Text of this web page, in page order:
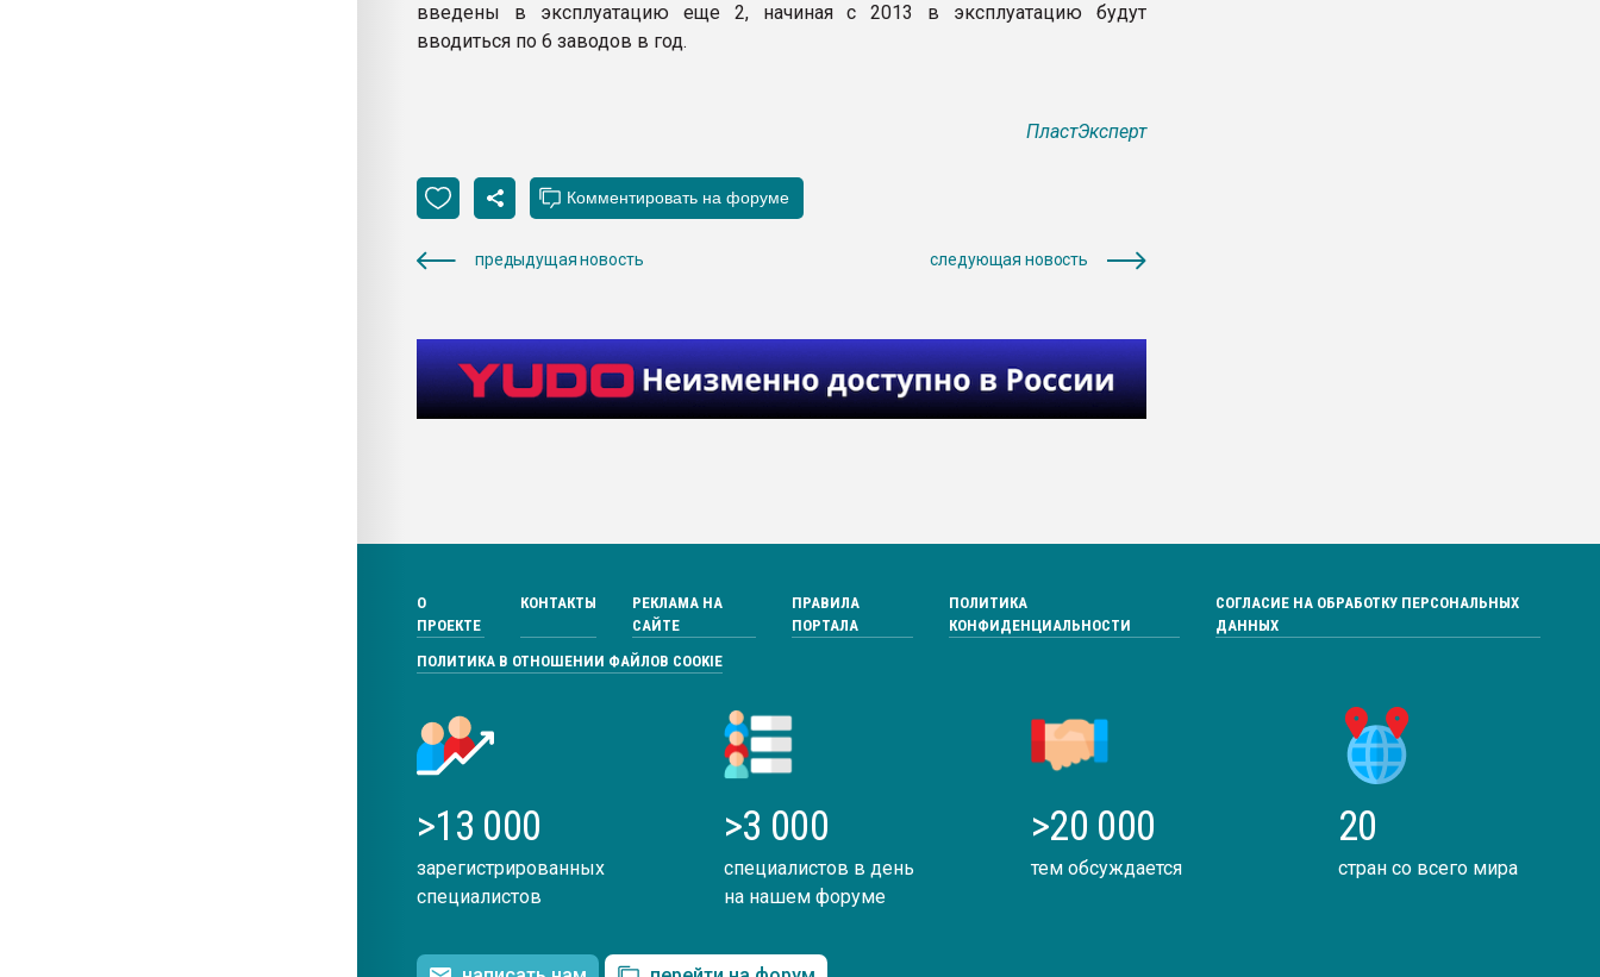
введены в эксплуатацию еще 2, начиная с 2013 в эксплуатацию будут
вводиться по 6 заводов в год.
ПластЭксперт
предыдущая новость следующая новость
О
ПРОЕКТЕ
КОНТАКТЫ
РЕКЛАМА НА
САЙТЕ
ПРАВИЛА
ПОРТАЛА
ПОЛИТИКА
КОНФИДЕНЦИАЛЬНОСТИ
СОГЛАСИЕ НА ОБРАБОТКУ ПЕРСОНАЛЬНЫХ
ДАННЫХ
ПОЛИТИКА В ОТНОШЕНИИ ФАЙЛОВ COOKIE
>13 000
зарегистрированных
специалистов
>3 000
специалистов в день
на нашем форуме
>20 000
тем обсуждается
20
стран со всего мира